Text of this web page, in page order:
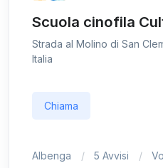
Scuola cinofila
Strada al Molino di San
Italia
Chiama
Albenga 5 Avvisi